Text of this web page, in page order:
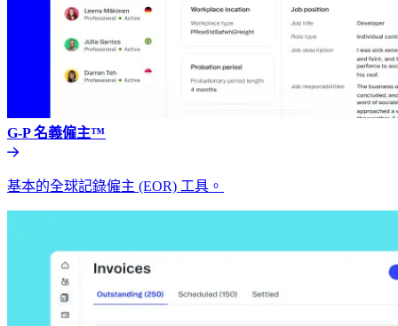
G-P 名義僱主™​​
基本的全球記錄僱主 (EOR) 工具。​​